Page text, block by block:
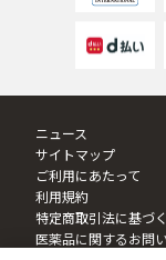
キャンペーン情報
ニュース
サイトマップ
ご利用にあたって
利用規約
特定商取引法に基づ
医薬品に関するお問